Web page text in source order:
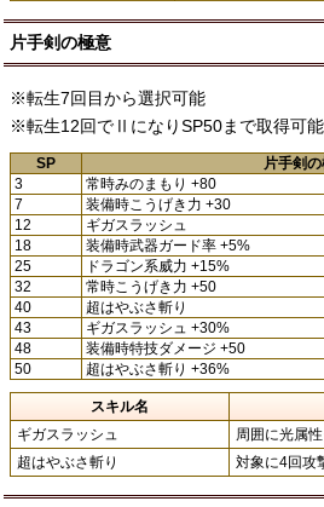
片手剣の極意
※転生7回目から選択可能
※転生12回でⅡになりSP50まで取得可能
SP
片手剣
3
常時みのまもり +80
7
装備時こうげき力 +30
12
ギガスラッシュ
18
装備時武器ガード率 +5%
25
ドラゴン系威力 +15%
32
常時こうげき力 +50
40
超はやぶさ斬り
43
ギガスラッシュ +30%
48
装備時特技ダメージ +50
50
超はやぶさ斬り +36%
スキル名
ギガスラッシュ
周囲に光属
超はやぶさ斬り
対象に4回攻